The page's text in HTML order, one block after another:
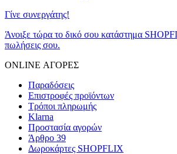
Γίνε συνεργάτης!
Άνοιξε τώρα το δικό σου κατάστημα
πωλήσεις σου.
ONLINE ΑΓΟΡΕΣ
Παραδόσεις
Επιστροφές προϊόντων
Τρόποι πληρωμής
Klarna
Προστασία αγορών
Άρθρο 39
Δωροκάρτες SHOPFLIX